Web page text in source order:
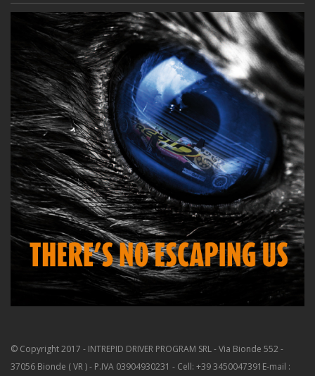
© Copyright 2017 - INTREPID DRIVER PROGRAM SRL - Via Bionde 552 -
37056 Bionde ( VR ) - P.IVA 03904930231 - Cell: +39 3450047391 E-mail :